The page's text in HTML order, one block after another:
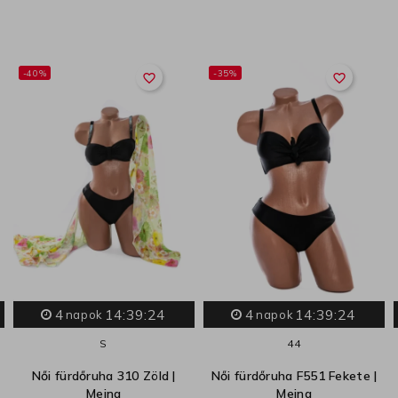
favorite_border
-40%
4napok 14:39:23
S
Női fürdőruha 310 Zöld |
Meina
favorite_border
-35%
4napok 14:39:23
44
Női fürdőruha F551 Fekete |
Meina